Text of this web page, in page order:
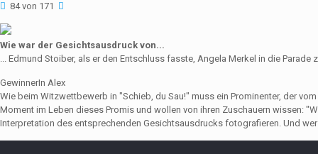
84 von 171
Wie war der Gesichtsausdruck von...
... Edmund Stoiber, als er den Entschluss fasste, Angela Merkel in die Parade
GewinnerIn Alex
Wie beim Witzwettbewerb in "Schieb, du Sau!" muss ein Prominenter, der
Moment im Leben dieses Promis und wollen von ihren Zuschauern wissen:
Interpretation des entsprechenden Gesichtsausdrucks fotografieren. Und